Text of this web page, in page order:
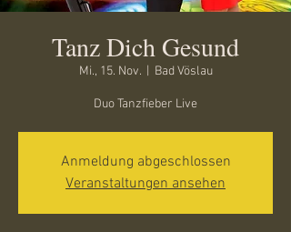
Tanz Dich Gesund
Mi., 15. Nov.
  |
Bad Vöslau
Duo Tanzfieber Live
Anmeldung abgeschlossen
Veranstaltungen ansehen